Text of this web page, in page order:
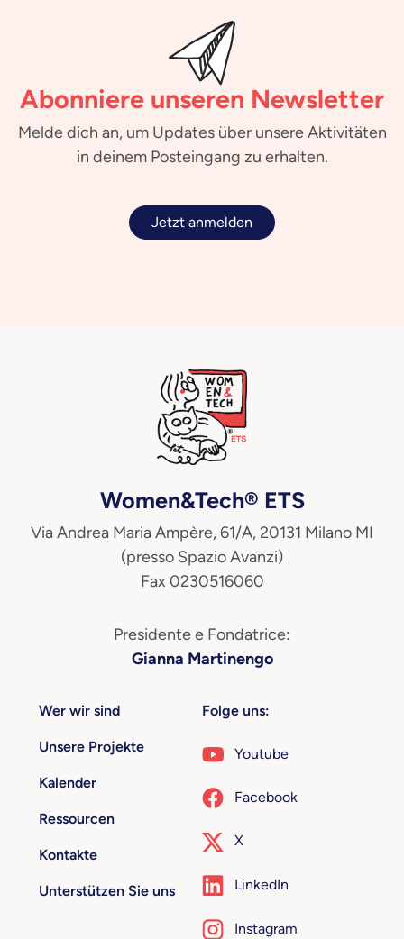
Abonniere unseren Newsletter
Melde dich an, um Updates über unsere Aktivitäten
in deinem Posteingang zu erhalten.
Jetzt anmelden
Women&Tech® ETS
Via Andrea Maria Ampère, 61/A, 20131 Milano MI
(presso Spazio Avanzi)
Fax 0230516060
Presidente e Fondatrice:
Gianna Martinengo
Wer wir sind
Unsere Projekte
Kalender
Ressourcen
Kontakte
Unterstützen Sie uns
Folge uns:
Youtube
Facebook
X
LinkedIn
Instagram